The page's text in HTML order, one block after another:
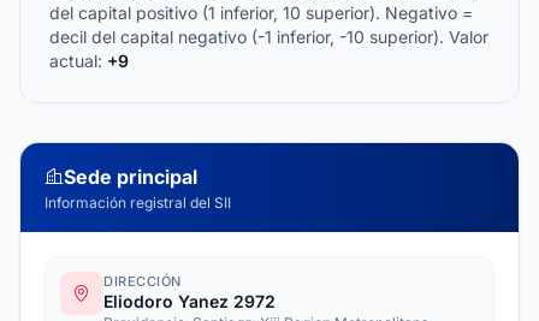
del capital positivo (1 inferior, 10 superior). Negativo =
decil del capital negativo (-1 inferior, -10 superior). Valor
actual: +9
Sede principal
Información registral del SII
DIRECCIÓN
Eliodoro Yanez 2972